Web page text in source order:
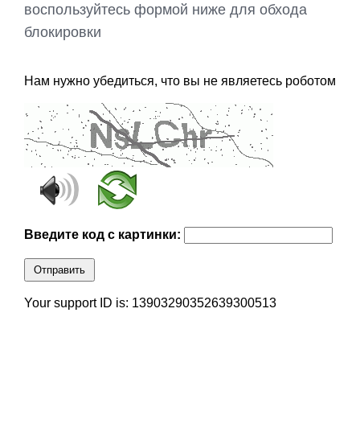
воспользуйтесь формой ниже для обхода
блокировки
Нам нужно убедиться, что вы не являетесь роботом
Введите код с картинки:
Отправить
Your support ID is: 13903290352639300513